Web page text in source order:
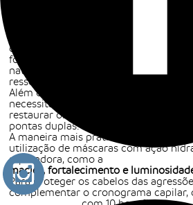
diversos fatores externos, como
fontes de calor e químicas, retiram
natural do cabelos, causando danos
ressecamento e a opacidade nos fios.
Além da hidratação, a rotina de
necessita de produtos que sejam
restaurar os fios, recuperando sua
pontas duplas.
A maneira mais prática de tratar as
utilização de máscaras com ação
reparadora, como a
maciez, fortalecimento e
Para proteger os cabelos das
complementar o cronograma capilar,